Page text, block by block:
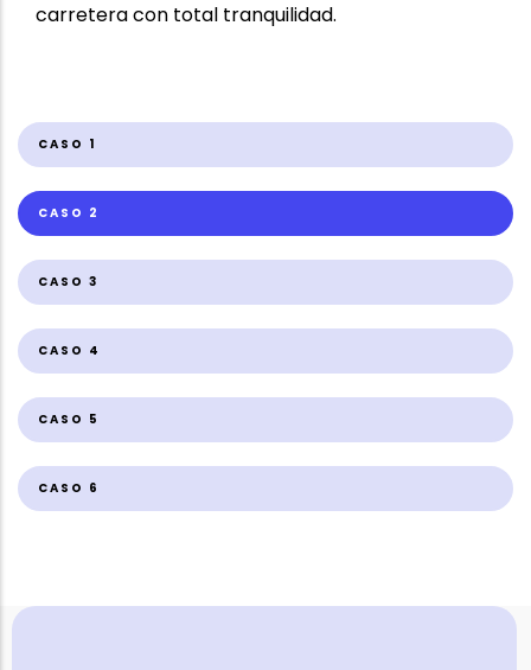
carretera con total tranquilidad.
CASO 1
CASO 2
CASO 3
CASO 4
CASO 5
CASO 6